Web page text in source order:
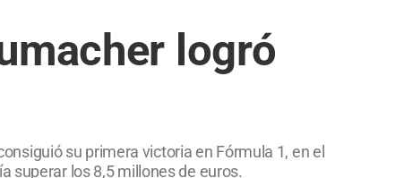
logró
su primera victoria en Fórmula 1, en el
superar los 8,5 millones de euros.